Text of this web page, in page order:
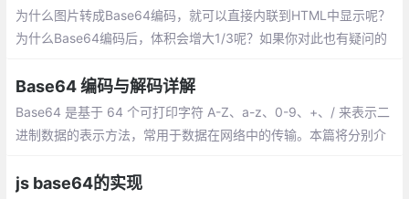
支持。
为什么图片转成Base64编码，就可以直接内联到HTML中显示呢？
为什么Base64编码后，体积会增大1/3呢？如果你对此也有疑问的
Base64 编码与解码详解
Base64 是基于 64 个可打印字符 A-Z、a-z、0-9、+、/ 来表示二
进制数据的表示方法，常用于数据在网络中的传输。本篇将分别介
js base64的实现